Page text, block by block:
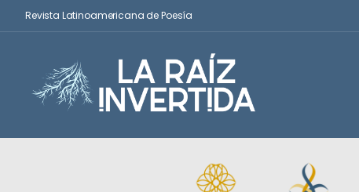
Revista Latinoamericana de Poesía